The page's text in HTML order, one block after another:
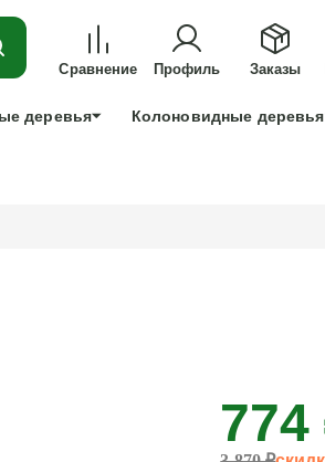
ДЛЯ ТЕХ, КТО УСПЕЕТ!
Сравнение Профиль Заказы
деревья Колоновидные деревья
774